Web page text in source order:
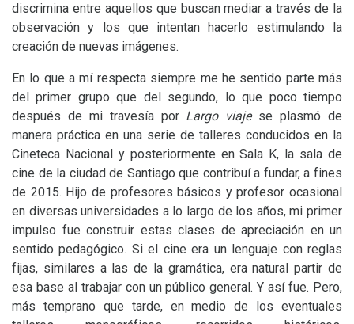
discrimina entre aquellos que buscan mediar a través de la
observación y los que intentan hacerlo estimulando la
creación de nuevas imágenes.
En lo que a mí respecta siempre me he sentido parte más
del primer grupo que del segundo, lo que poco tiempo
después de mi travesía por Largo viajese plasmó de
manera práctica en una serie de talleres conducidos en la
Cineteca Nacional y posteriormente en Sala K, la sala de
cine de la ciudad de Santiago que contribuí a fundar, a fines
de 2015. Hijo de profesores básicos y profesor ocasional
en diversas universidades a lo largo de los años, mi primer
impulso fue construir estas clases de apreciación en un
sentido pedagógico. Si el cine era un lenguaje con reglas
fijas, similares a las de la gramática, era natural partir de
esa base al trabajar con un público general. Y así fue. Pero,
más temprano que tarde, en medio de los eventuales